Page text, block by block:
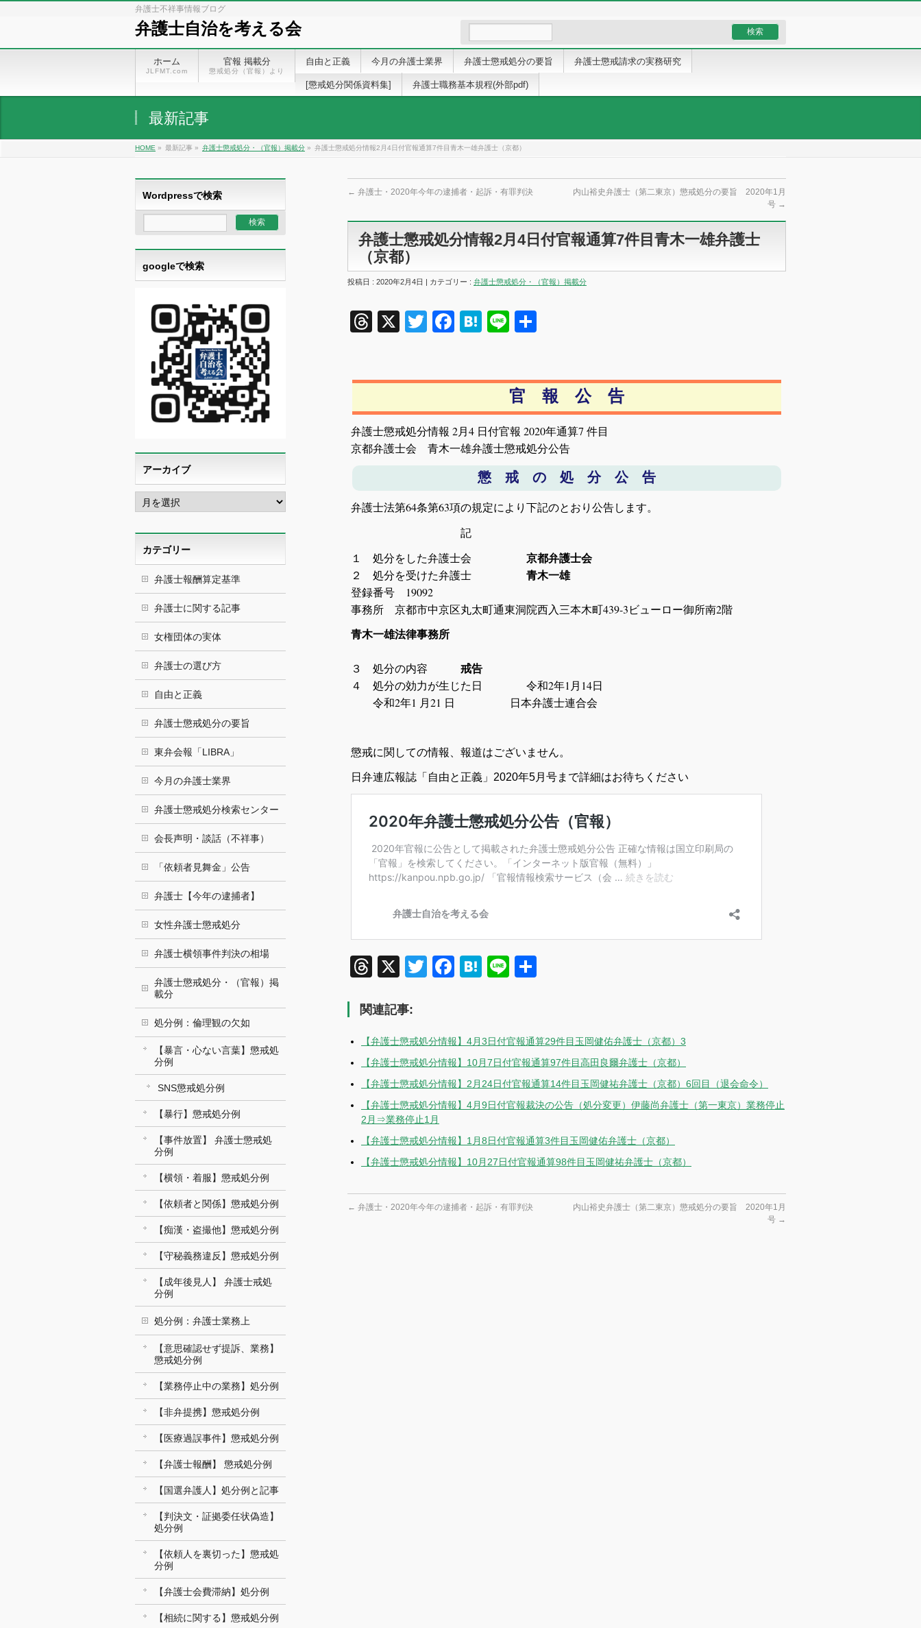
弁護士不祥事情報ブログ
弁護士自治を考える会
ホーム
JLFMT.com
官報 掲載分
懲戒処分（官報）より
自由と正義 今月の弁護士業界 弁護士懲戒処分の要旨 弁護士懲戒請求の実務研究
[懲戒処分関係資料集] 弁護士職務基本規程(外部pdf)
最新記事
HOME » 最新記事 » 弁護士懲戒処分・（官報）掲載分 » 弁護士懲戒処分情報2月4日付官報通算7件目青木一雄弁護士（京都）
← 弁護士・2020年今年の逮捕者・起訴・有罪判決
内山裕史弁護士（第二東京）懲戒処分の要旨 2020年1月
号 →
弁護士懲戒処分情報2月4日付官報通算7件目青木一雄弁護士
（京都）
投稿日 : 2020年2月4日 | カテゴリー : 弁護士懲戒処分・（官報）掲載分
Threads
X TwitterFacebook
Hatena
Line
官 報 公 告
弁護士懲戒処分情報 2月4 日付官報 2020年通算7 件目
京都弁護士会 青木一雄弁護士懲戒処分公告
懲 戒 の 処 分 公 告
弁護士法第64条第63項の規定により下記のとおり公告します。
記
１ 処分をした弁護士会
京都弁護士会
２ 処分を受けた弁護士 青木一雄
登録番号 19092
事務所 京都市中京区丸太町通東洞院西入三本木町439-3ビューロー御所南2階
青木一雄法律事務所
３ 処分の内容 戒告
４ 処分の効力が生じた日 令和2年1月14日
令和2年1 月21 日 日本弁護士連合会
懲戒に関しての情報、報道はございません。
日弁連広報誌「自由と正義」2020年5月号まで詳細はお待ちください
Threads
X TwitterFacebook
Hatena
Line
関連記事:
【弁護士懲戒処分情報】4月3日付官報通算29件目玉岡健佑弁護士（京都）3
【弁護士懲戒処分情報】10月7日付官報通算97件目高田良爾弁護士（京都）
【弁護士懲戒処分情報】2月24日付官報通算14件目玉岡健祐弁護士（京都）6回目（退会命令）
【弁護士懲戒処分情報】4月9日付官報裁決の公告（処分変更）伊藤尚弁護士（第一東京）業務停止
2月⇒業務停止1月
【弁護士懲戒処分情報】1月8日付官報通算3件目玉岡健佑弁護士（京都）
【弁護士懲戒処分情報】10月27日付官報通算98件目玉岡健祐弁護士（京都）
← 弁護士・2020年今年の逮捕者・起訴・有罪判決
内山裕史弁護士（第二東京）懲戒処分の要旨 2020年1月
号 →
Wordpressで検索
googleで検索
アーカイブ
ア
ー
イ
ブカテゴリー
弁護士報酬算定基準
弁護士に関する記事
女権団体の実体
弁護士の選び方
自由と正義
弁護士懲戒処分の要旨
東弁会報「LIBRA」
今月の弁護士業界
弁護士懲戒処分検索センター
会長声明・談話（不祥事）
「依頼者見舞金」公告
弁護士【今年の逮捕者】
女性弁護士懲戒処分
弁護士横領事件判決の相場
弁護士懲戒処分・（官報）掲
載分
処分例：倫理観の欠如
【暴言・心ない言葉】懲戒処
分例
SNS懲戒処分例
【暴行】懲戒処分例
【事件放置】 弁護士懲戒処
分例
【横領・着服】懲戒処分例
【依頼者と関係】懲戒処分例
【痴漢・盗撮他】懲戒処分例
【守秘義務違反】懲戒処分例
【成年後見人】 弁護士戒処
分例
処分例：弁護士業務上
【意思確認せず提訴、業務】
懲戒処分例
【業務停止中の業務】処分例
【非弁提携】懲戒処分例
【医療過誤事件】懲戒処分例
【弁護士報酬】 懲戒処分例
【国選弁護人】処分例と記事
【判決文・証拠委任状偽造】
処分例
【依頼人を裏切った】懲戒処
分例
【弁護士会費滞納】処分例
【相続に関する】懲戒処分例